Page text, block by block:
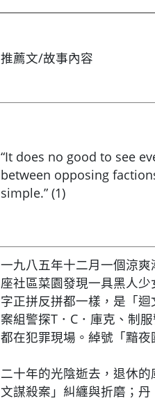
推薦文/故事內容
“It does no good to see
between opposing
simple.” (1)
一九八五年十二月一個涼
座社區菜園發現一具黑人
字正拼反拼都一樣，是「
案組警探T．C．庫克、制
都在犯罪現場。綽號「黯夜
二十年的光陰逝去，退休
文謀殺案」糾纏與折磨；